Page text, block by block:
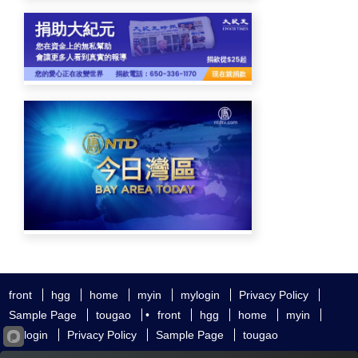
front hgg home myin mylogin
Privacy Policy
Sample Page
tougao • front hgg home
myin
mylogin
Privacy Policy Sample Page tougao